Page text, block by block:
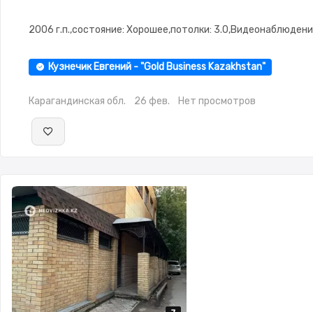
2006 г.п.,состояние: Хорошее,потолки:
Кузнечик Евгений - "Gold Business Kazakhstan"
Карагандинская обл. 26 фев. Нет просмотров